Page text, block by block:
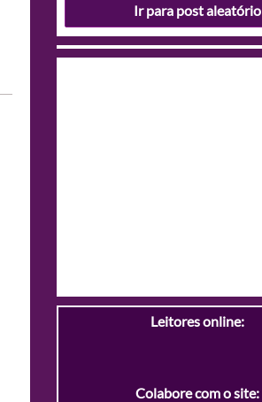
Ir para post aleatório
Leitores online:
Colabore com o site: